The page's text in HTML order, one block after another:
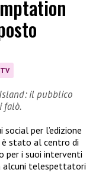
TV
il pubblico
falò.
per l’edizione
stato al centro di
per i suoi interventi
alcuni telespettatori